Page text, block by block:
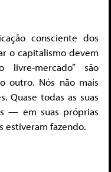
consciente dos
o capitalismo devem
mercado” são
outro. Nós não mais
Quase todas as suas
— em suas próprias
estiveram fazendo.